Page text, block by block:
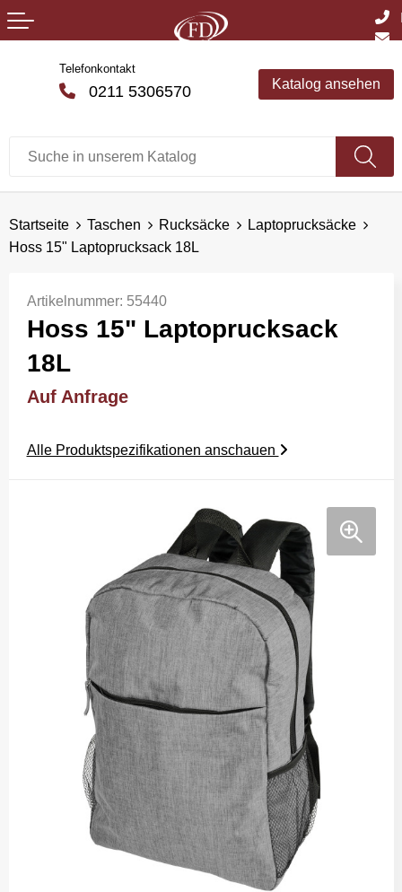
Telefonkontakt
0211 5306570 Katalog ansehen
Startseite Taschen Rucksäcke
Laptoprucksäcke
Hoss 15" Laptoprucksack 18L
Artikelnummer: 55440
Hoss 15" Laptoprucksack
18L
Auf Anfrage
Alle Produktspezifikationen anschauen